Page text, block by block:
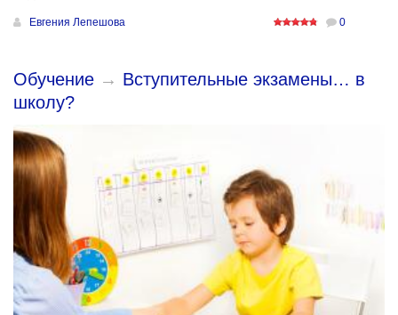
Евгения Лепешова 0
Обучение → Вступительные экзамены… в
школу?